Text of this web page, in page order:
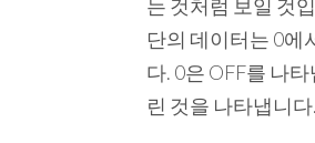
는 것처럼 보일 것
단의 데이터는 0에
다. 0은 OFF를 나
린 것을 나타냅니다.